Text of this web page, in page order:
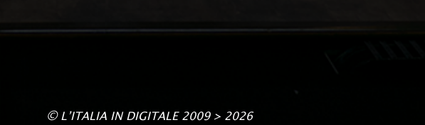
© L’ITALIA IN DIGITALE2009 > 2026